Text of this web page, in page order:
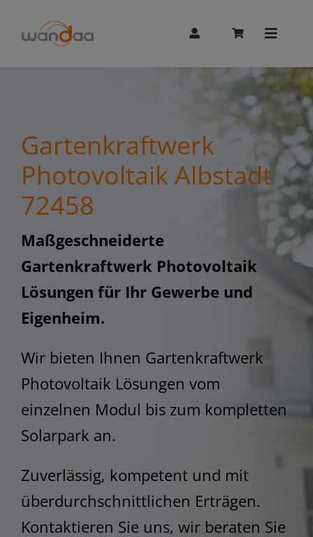
content
Toggle
Unitree
Whalesbot
Gartenkraftwerk
Photovoltaik Albstadt
72458
Maßgeschneiderte
Gartenkraftwerk Photovoltaik
Lösungen für Ihr Gewerbe und
Eigenheim.
Wir bieten Ihnen Gartenkraftwerk
Photovoltaik Lösungen vom
einzelnen Modul bis zum kompletten
Solarpark an.
Zuverlässig, kompetent und mit
überdurchschnittlichen Erträgen.
Kontaktieren Sie uns, wir beraten Sie